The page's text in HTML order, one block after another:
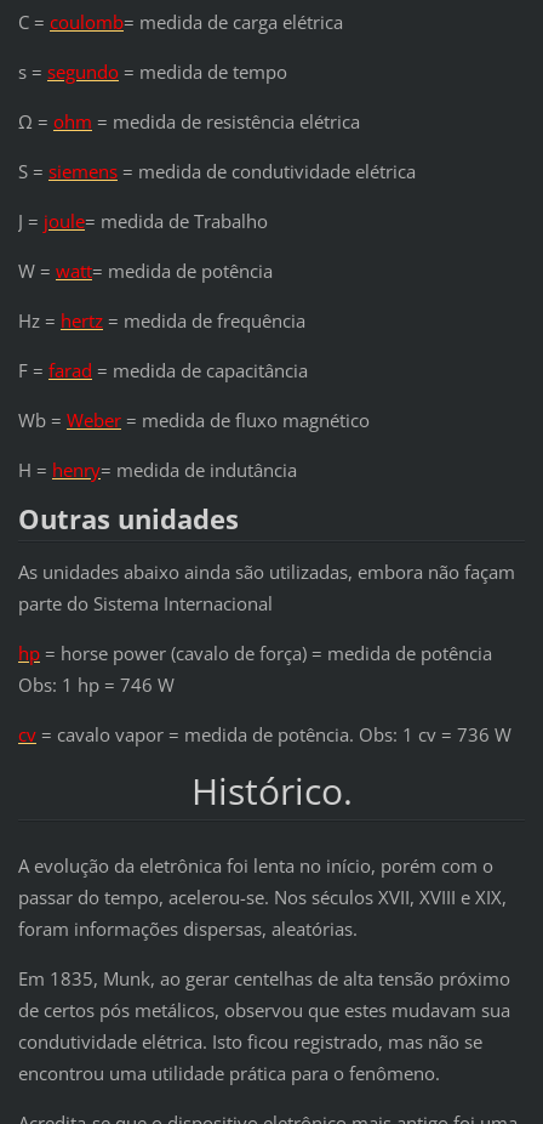
C = coulomb= medida de carga elétrica
s = segundo= medida de tempo
Ω = ohm = medida de resistência elétrica
S = siemens= medida de condutividade elétrica
J = joule= medida de Trabalho
W = watt= medida de potência
Hz = hertz= medida de frequência
F = farad = medida de capacitância
Wb = Weber= medida de fluxo magnético
H = henry= medida de indutância
Outras unidades
As unidades abaixo ainda são utilizadas, embora não façam
parte do Sistema Internacional
hp= horse power (cavalo de força) = medida de potência
Obs: 1 hp = 746 W
cv= cavalo vapor = medida de potência. Obs: 1 cv = 736 W
Histórico.
A evolução da eletrônica foi lenta no início, porém com o
passar do tempo, acelerou-se. Nos séculos XVII, XVIII e XIX,
foram informações dispersas, aleatórias.
Em 1835, Munk, ao gerar centelhas de alta tensão próximo
de certos pós metálicos, observou que estes mudavam sua
condutividade elétrica. Isto ficou registrado, mas não se
encontrou uma utilidade prática para o fenômeno.